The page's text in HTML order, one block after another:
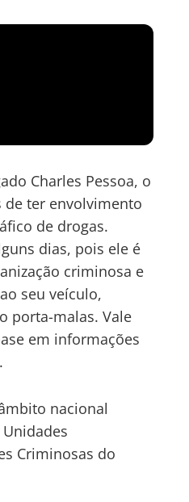
Charles Pessoa, o
ter envolvimento
de drogas.
dias, pois ele é
criminosa e
seu veículo,
porta-malas. Vale
em informações
nacional
Criminosas do